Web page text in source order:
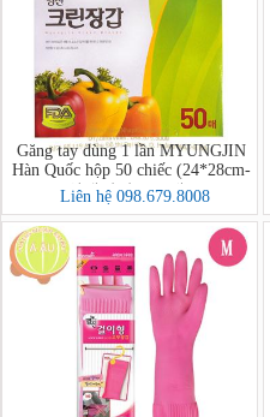
Găng tay dùng 1 lần MYUNGJIN
Hàn Quốc hộp 50 chiếc (24*28cm-
위생장갑A(50매))
Liên hệ 098.679.8008